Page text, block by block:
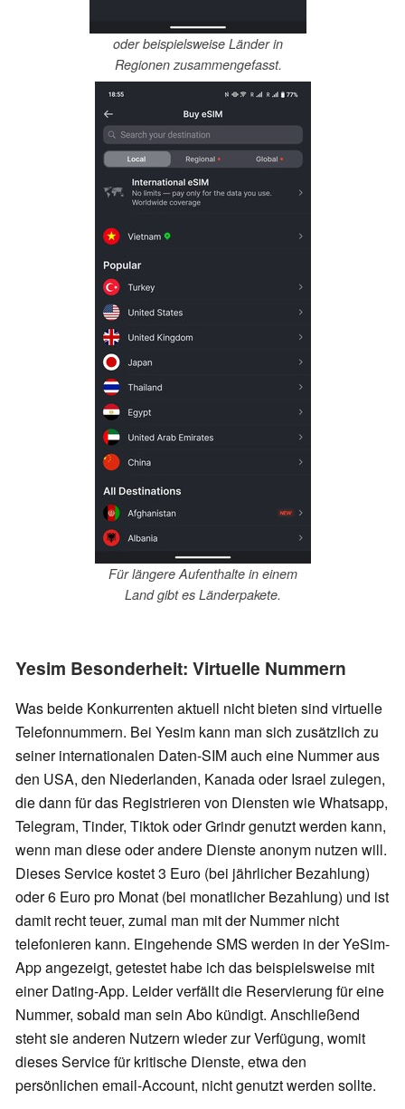
oder beispielsweise Länder in
Regionen zusammengefasst.
Für längere Aufenthalte in einem
Land gibt es Länderpakete.
Yesim Besonderheit: Virtuelle Nummern
Was beide Konkurrenten aktuell nicht bieten sind virtuelle
Telefonnummern. Bei Yesim kann man sich zusätzlich zu
seiner internationalen Daten-SIM auch eine Nummer aus
den USA, den Niederlanden, Kanada oder Israel zulegen,
die dann für das Registrieren von Diensten wie Whatsapp,
Telegram, Tinder, Tiktok oder Grindr genutzt werden kann,
wenn man diese oder andere Dienste anonym nutzen will.
Dieses Service kostet 3 Euro (bei jährlicher Bezahlung)
oder 6 Euro pro Monat (bei monatlicher Bezahlung) und ist
damit recht teuer, zumal man mit der Nummer nicht
telefonieren kann. Eingehende SMS werden in der YeSim-
App angezeigt, getestet habe ich das beispielsweise mit
einer Dating-App. Leider verfällt die Reservierung für eine
Nummer, sobald man sein Abo kündigt. Anschließend
steht sie anderen Nutzern wieder zur Verfügung, womit
dieses Service für kritische Dienste, etwa den
persönlichen email-Account, nicht genutzt werden sollte.